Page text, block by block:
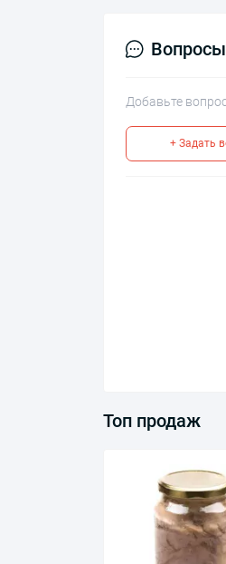
Добавьте
+ Задать
Топ продаж